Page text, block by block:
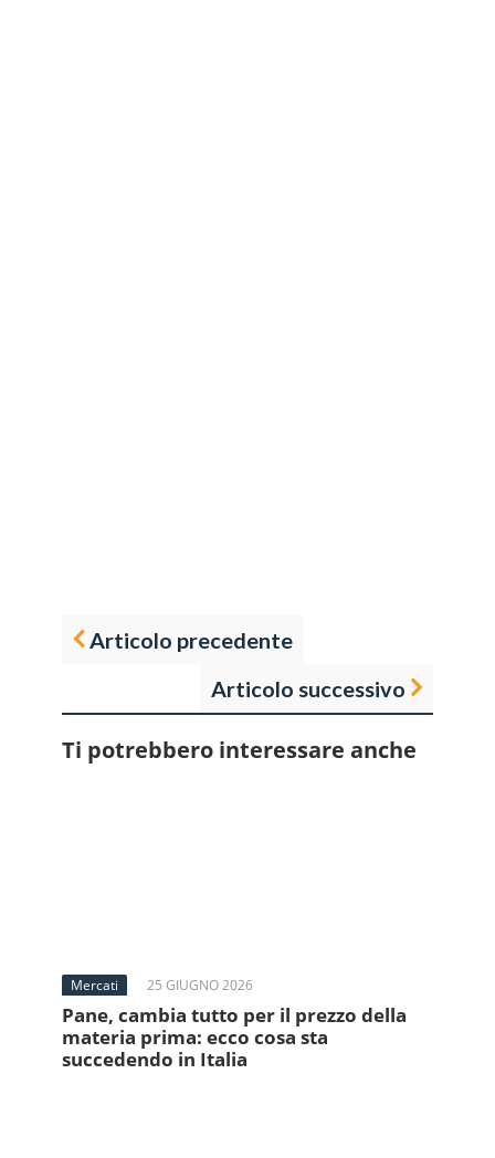
Articolo precedente
Articolo successivo
Ti potrebbero interessare anche
Mercati 25 GIUGNO 2026
Pane, cambia tutto per il prezzo della
materia prima: ecco cosa sta
succedendo in Italia